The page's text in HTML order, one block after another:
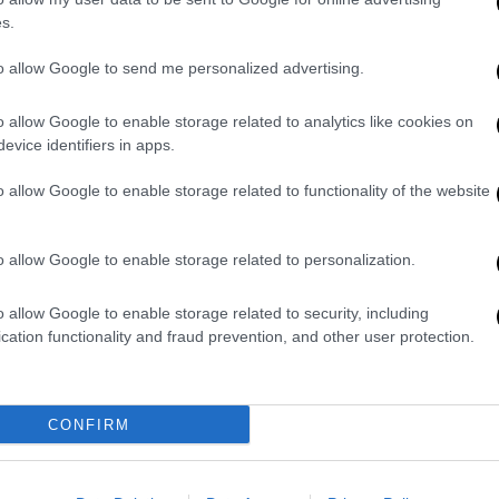
allow Google to send me personalized advertising.
allow Google to enable storage related to analytics like cookies on
identifiers in apps.
allow Google to enable storage related to functionality of the website
allow Google to enable storage related to personalization.
allow Google to enable storage related to security, including
functionality and fraud prevention, and other user protection.
CONFIRM
Επικρατείας Μάκης Βορίδηςέχει πει πως
ο υφυπουργός Δικαιοσύνης Γιάννης
ο Γιάννης Κεφαλογιάννης και η
τα χαρτιά τους για το τι πράξουν
στη ΝΔ
τη
ο Μπάμπης Αθανασίου, ο
και η Άννα Καραμανλή. Μάλιστα οι
καταψηφίσουν ενώ «όχι» αναμένεται να
Μάξιμος Χαρακόπουλος, Κώστας
Μπαραλιάκος, Κώστας Καραγκούνης,
Θανάσης Δαβάκης, Γιώργος
να